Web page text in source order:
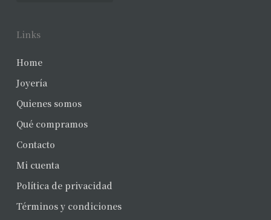
Links
Home
Joyería
Quienes somos
Qué compramos
Contacto
Mi cuenta
Política de privacidad
Términos y condiciones